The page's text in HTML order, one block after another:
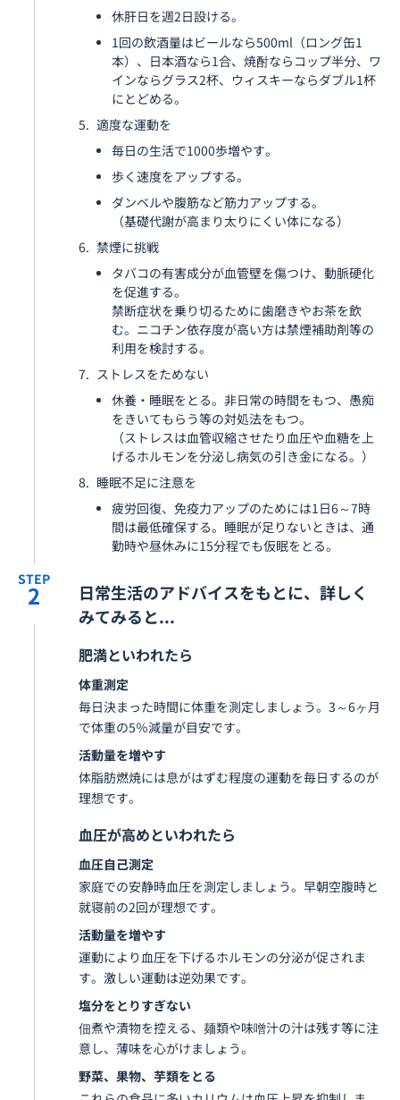
休肝日を週2日設ける。
1回の飲酒量はビールなら500ml（ロング缶1
本）、日本酒なら1合、焼酎ならコップ半分、ワ
インならグラス2杯、ウィスキーならダブル1杯
にとどめる。
適度な運動を
毎日の生活で1000歩増やす。
歩く速度をアップする。
ダンベルや腹筋など筋力アップする。
（基礎代謝が高まり太りにくい体になる）
禁煙に挑戦
タバコの有害成分が血管壁を傷つけ、動脈硬化
を促進する。
禁断症状を乗り切るために歯磨きやお茶を飲
む。ニコチン依存度が高い方は禁煙補助剤等の
利用を検討する。
ストレスをためない
休養・睡眠をとる。非日常の時間をもつ、愚痴
をきいてもらう等の対処法をもつ。
（ストレスは血管収縮させたり血圧や血糖を上
げるホルモンを分泌し病気の引き金になる。）
睡眠不足に注意を
疲労回復、免疫力アップのためには1日6～7時
間は最低確保する。睡眠が足りないときは、通
勤時や昼休みに15分程でも仮眠をとる。
STEP
2
日常生活のアドバイスをもとに、詳しく
みてみると...
肥満といわれたら
体重測定
毎日決まった時間に体重を測定しましょう。3～6ヶ月
で体重の5％減量が目安です。
活動量を増やす
体脂肪燃焼には息がはずむ程度の運動を毎日するのが
理想です。
血圧が高めといわれたら
血圧自己測定
家庭での安静時血圧を測定しましょう。早朝空腹時と
就寝前の2回が理想です。
活動量を増やす
運動により血圧を下げるホルモンの分泌が促されま
す。激しい運動は逆効果です。
塩分をとりすぎない
佃煮や漬物を控える、麺類や味噌汁の汁は残す等に注
意し、薄味を心がけましょう。
野菜、果物、芋類をとる